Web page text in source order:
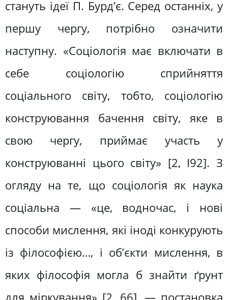
стануть ідеї П. Бурд’є. Серед останніх, у
першу чергу, потрібно означити
наступну. «Соціологія має включати в
себе соціологію сприйняття
соціального світу, тобто, соціологію
конструювання бачення світу, яке в
свою чергу, приймає участь у
конструюванні цього світу» [2, І92]. З
огляду на те, що соціологія як наука
соціальна — «це, водночас, і нові
способи мислення, які іноді конкурують
із філософією…, і об’єкти мислення, в
яких філософія могла б знайти ґрунт